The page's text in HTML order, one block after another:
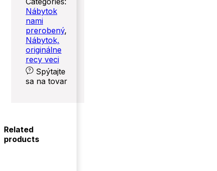
Nábytok
nami
prerobený,
Nábytok,
originálne
recy veci
Spýtajte
sa na tovar
Related
products